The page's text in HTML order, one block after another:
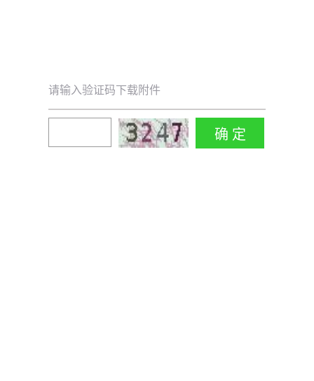
请输入验证码下载附件